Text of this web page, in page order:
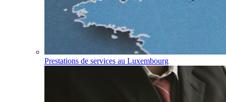
Prestations de services au Luxembourg